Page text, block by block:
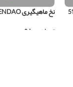
نخ ماهیگیری BENDAOسایز 25میلی متر کد 5020
تومان
۹۸.۰۰۰